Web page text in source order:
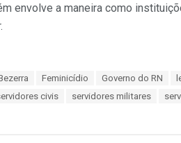
envolve a maneira como
Feminicídio Governo do RN
civis servidores militares